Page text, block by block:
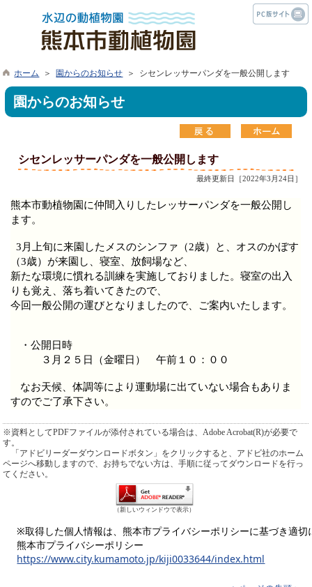
ホーム ＞ 園からのお知らせ ＞ シセンレッサーパンダを一般公開します
園からのお知らせ
シセンレッサーパンダを一般公開します
最終更新日［2022年3月24日］
熊本市動植物園に仲間入りしたレッサーパンダを一般公開し
ます。
3 月上旬に来園したメスのシンファ（2歳）と、オスのかぼす
（3歳）が来園し、寝室、放飼場など、
新たな環境に慣れる訓練を実施しており ました。寝室の出入
りも覚え、落ち着いてきたので、
今回一般公開の運びとなり ましたので、ご案内いたします。
・公開日時
３月２５日（金曜日） 午前１０：００
なお天候、体調等により運動場に出ていない場合もありま
すのでご了承下さい。
※資料としてPDFファイルが添付されている場合は、Adobe Acrobat(R)が必要で
す。
「アドビリーダーダウンロードボタン」をクリックすると、アドビ社のホーム
ページへ移動しますので、お持ちでない方は、手順に従ってダウンロードを行っ
てください。
（新しいウィンドウで表示）
※取得した個人情報は、熊本市プライバシーポリシーに基づき適切
熊本市プライバシーポリシー
https://www.city.kumamoto.jp/kiji0033644/index.html